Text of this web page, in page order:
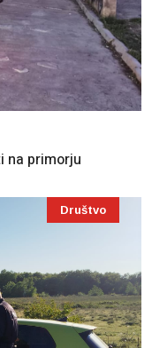
na primorju
Društvo